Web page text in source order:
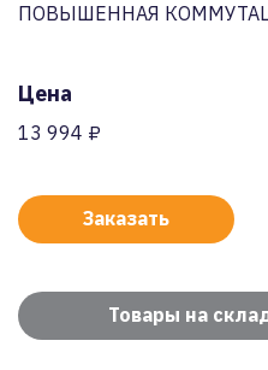
ПОВЫШЕННАЯ
Цена
13 994 ₽
Заказать
Товары на